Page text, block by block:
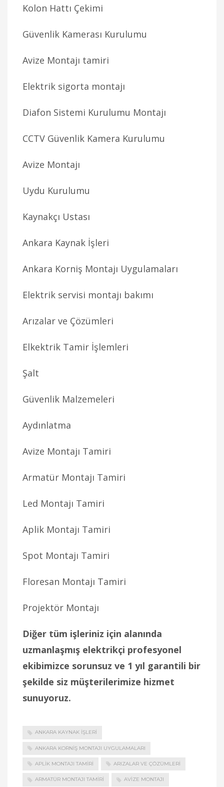
Kolon Hattı Çekimi
Güvenlik Kamerası Kurulumu
Avize Montajı tamiri
Elektrik sigorta montajı
Diafon Sistemi Kurulumu Montajı
CCTV Güvenlik Kamera Kurulumu
Avize Montajı
Uydu Kurulumu
Kaynakçı Ustası
Ankara Kaynak İşleri
Ankara Korniş Montajı Uygulamaları
Elektrik servisi montajı bakımı
Arızalar ve Çözümleri
Elkektrik Tamir İşlemleri
Şalt
Güvenlik Malzemeleri
Aydınlatma
Avize Montajı Tamiri
Armatür Montajı Tamiri
Led Montajı Tamiri
Aplik Montajı Tamiri
Spot Montajı Tamiri
Floresan Montajı Tamiri
Projektör Montajı
Diğer tüm işleriniz için alanında
uzmanlaşmış elektrikçi profesyonel
ekibimizce sorunsuz ve 1 yıl garantili bir
şekilde siz müşterilerimize hizmet
sunuyoruz.
ANKARA KAYNAK İŞLERI
ANKARA KORNIŞ MONTAJI UYGULAMALARI
APLIK MONTAJI TAMIRI ARIZALAR VE ÇÖZÜMLERI
ARMATÜR MONTAJI TAMIRI AVIZE MONTAJI